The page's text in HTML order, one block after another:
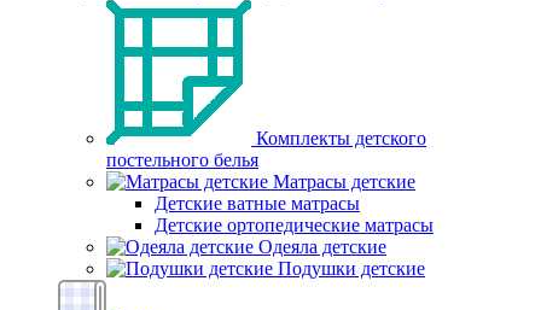
Комплекты детского
постельного белья
Матрасы детские
Детские ватные матрасы
Детские ортопедические матрасы
Одеяла детские
Подушки детские